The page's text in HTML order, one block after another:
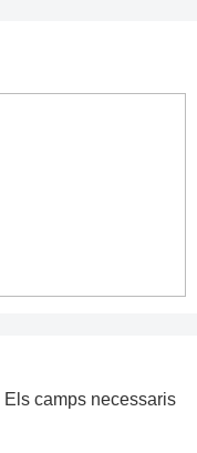
Els camps necessaris